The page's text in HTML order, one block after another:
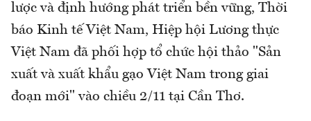
lược và định hướng phát triển bền vững, Thời
báo Kinh tế Việt Nam, Hiệp hội Lương thực
Việt Nam đã phối hợp tổ chức hội thảo "Sản
xuất và xuất khẩu gạo Việt Nam trong giai
đoạn mới" vào chiều 2/11 tại Cần Thơ.